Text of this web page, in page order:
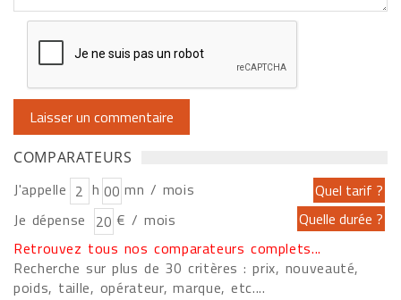
COMPARATEURS
J'appelle h
mn / mois
Je dépense
€ / mois
Retrouvez tous nos comparateurs complets...
Recherche sur plus de 30 critères : prix, nouveauté,
poids, taille, opérateur, marque, etc....